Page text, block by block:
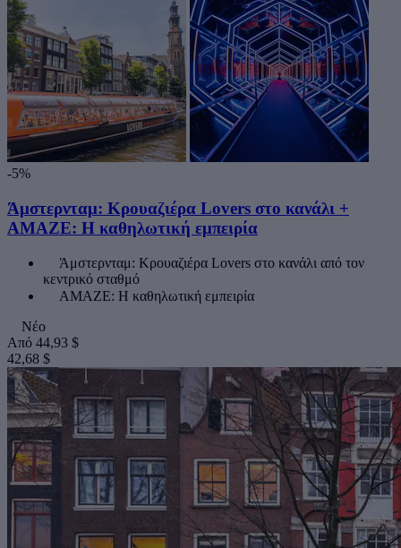
-5%
Άμστερνταμ: Κρουαζιέρα Lovers στο κανάλι +
AMAZE: Η καθηλωτική εμπειρία
Άμστερνταμ: Κρουαζιέρα Lovers στο κανάλι από τον
κεντρικό σταθμό
AMAZE: Η καθηλωτική εμπειρία
Νέο
Από 44,93 $
42,68 $